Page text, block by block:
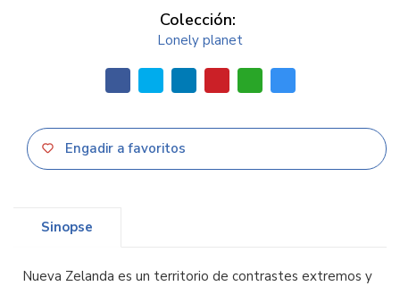
Colección:
Lonely planet
Engadir a favoritos
Sinopse
Nueva Zelanda es un territorio de contrastes extremos y